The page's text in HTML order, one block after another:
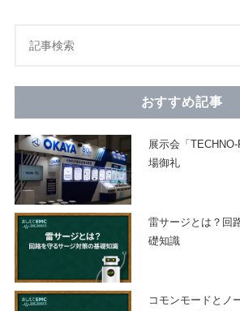
おすすめ記事
展示会「
場御礼
雷サージとは？回
礎知識
コモンモードとノ